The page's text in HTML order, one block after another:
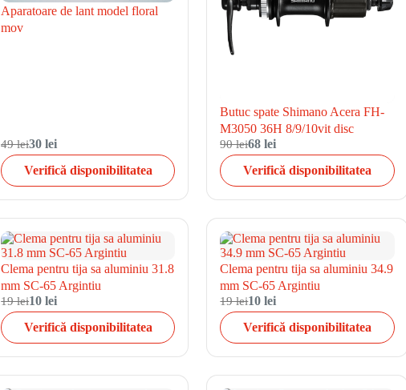
Aparatoare de lant model floral
mov
49 lei30 lei
Verifică disponibilitatea
Butuc spate Shimano Acera FH-
M3050 36H 8/9/10vit disc
90 lei68 lei
Verifică disponibilitatea
Clema pentru tija sa aluminiu 31.8
mm SC-65 Argintiu
19 lei10 lei
Verifică disponibilitatea
Clema pentru tija sa aluminiu 34.9
mm SC-65 Argintiu
19 lei10 lei
Verifică disponibilitatea